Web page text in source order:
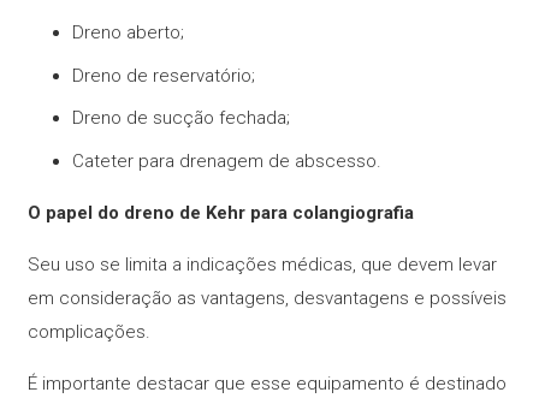
Dreno aberto;
Dreno de reservatório;
Dreno de sucção fechada;
Cateter para drenagem de abscesso.
O papel do dreno de Kehr para colangiografia
Seu uso se limita a indicações médicas, que devem levar
em consideração as vantagens, desvantagens e possíveis
complicações.
É importante destacar que esse equipamento é destinado